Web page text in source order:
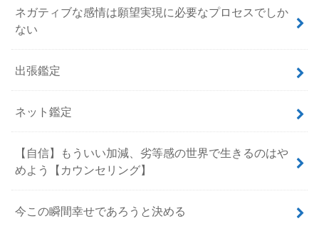
ネガティブな感情は願望実現に必要なプロセスでしか
ない
出張鑑定
ネット鑑定
【自信】もういい加減、劣等感の世界で生きるのはや
めよう【カウンセリング】
今この瞬間幸せであろうと決める